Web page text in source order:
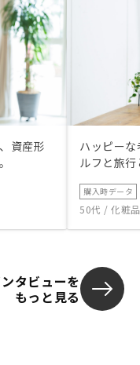
資産形
ハッピー
ルフと旅
購入時データ
50代 / 化粧
タビューを
もっと見る